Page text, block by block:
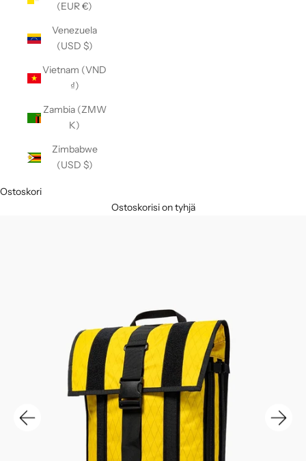
(EUR €)
Venezuela
(USD $)
Vietnam (VND
₫)
Zambia (ZMW
K)
Zimbabwe
(USD $)
Ostoskori
Ostoskorisi on tyhjä